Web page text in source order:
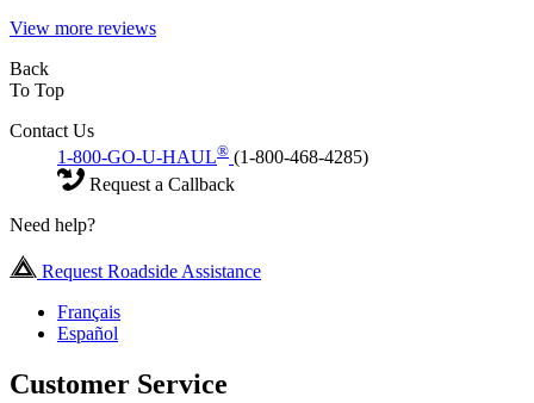
View more reviews
Back
To Top
Contact Us
1-800-GO-U-HAUL® (1-800-468-4285)
Request a Callback
Need help?
Request Roadside Assistance
Français
Español
Customer Service